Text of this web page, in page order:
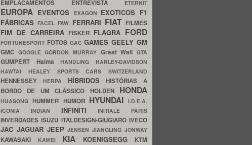
EMPLACAMENTOS ENTREVISTA ETERNIT
EUROPA EVENTOS EXAGON EXOTICOS F1
FÁBRICASFACELFAW FERRARI FIAT FILMES
FIM DE CARREIRA FISKER FLAGRA FORD
FORTUNESPORT FOTOS GACGAMESGEELYGM
GMC GOOGLEGORDON MURRAY Great WallGTA
GUMPERT HaimaHANDLINGHARLEY-DAVIDSON
HAWTAI HEALEY SPORTS CARS SWITZERLAND
HENNESSEY HERPA HÍBRIDOSHISTÓRIAS A
BORDO DE UM CLÁSSICO HOLDEN HONDA
HUASONGHUMMER HUMOR HYUNDAI I.D.E.A.
ICONIA INDIAN INFINITIINITIALE PARIS
INVERDADESISUZU ITALDESIGN-GIUGIAROIVECO
JAC JAGUAR JEEPJENSENJIANGLINGJONWAY
KAWASAKI KAWEI KIA KOENIGSEGG KTM